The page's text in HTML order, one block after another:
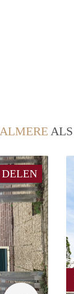
ALMERE
DELEN
ViB